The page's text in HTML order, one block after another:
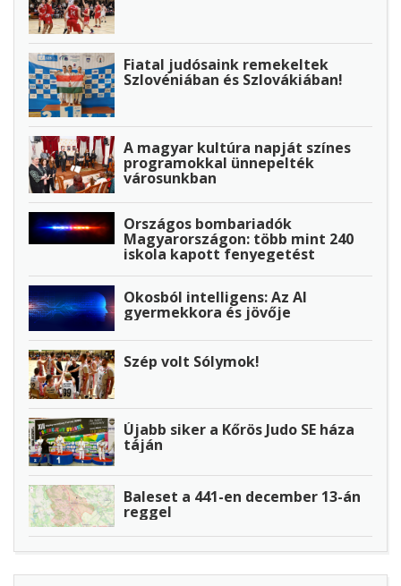
Fiatal judósaink remekeltek
Szlovéniában és Szlovákiában!
A magyar kultúra napját színes
programokkal ünnepelték
városunkban
Országos bombariadók
Magyarországon: több mint 240
iskola kapott fenyegetést
Okosból intelligens: Az AI
gyermekkora és jövője
Szép volt Sólymok!
Újabb siker a Kőrös Judo SE háza
táján
Baleset a 441-en december 13-án
reggel